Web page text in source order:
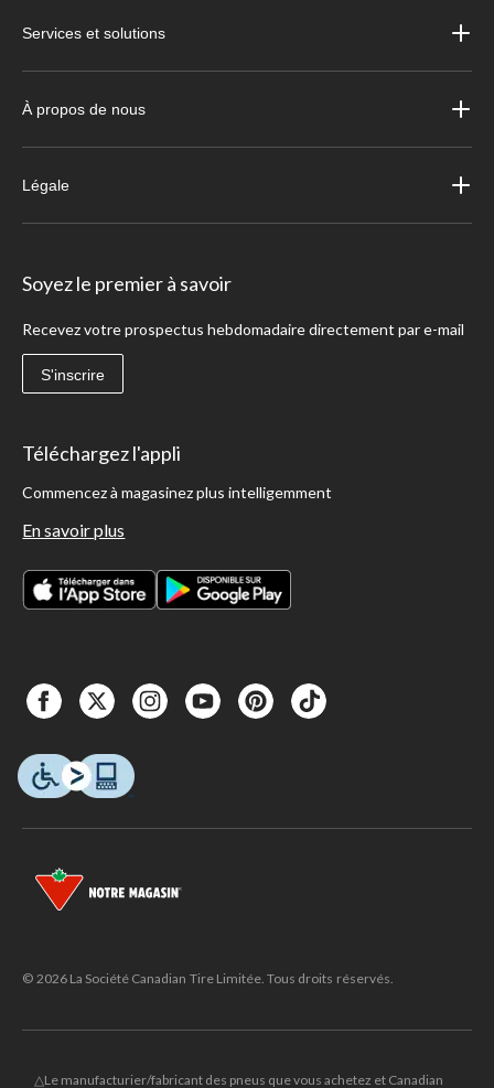
Services et solutions
À propos de nous
Légale
Soyez le premier à savoir
Recevez votre prospectus hebdomadaire directement par e-mail
S'inscrire
Téléchargez l'appli
Commencez à magasinez plus intelligemment
En savoir plus
© 2026 La Société Canadian Tire Limitée. Tous droits réservés.
△Le manufacturier/fabricant des pneus que vous achetez et Canadian